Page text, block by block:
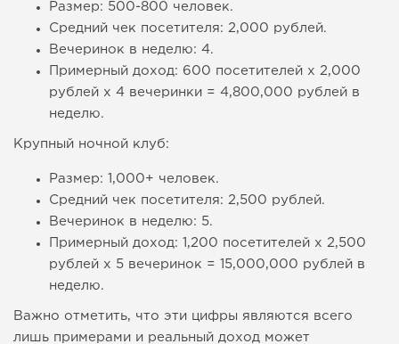
Размер: 500-800 человек.
Средний чек посетителя: 2,000 рублей.
Вечеринок в неделю: 4.
Примерный доход: 600 посетителей x 2,000
рублей x 4 вечеринки = 4,800,000 рублей в
неделю.
Крупный ночной клуб:
Размер: 1,000+ человек.
Средний чек посетителя: 2,500 рублей.
Вечеринок в неделю: 5.
Примерный доход: 1,200 посетителей x 2,500
рублей x 5 вечеринок = 15,000,000 рублей в
неделю.
Важно отметить, что эти цифры являются всего
лишь примерами и реальный доход может